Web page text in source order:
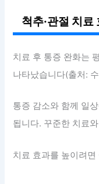
척추·관절 치료
치료 후 통증 완화는
나타났습니다(출처:
통증 감소와 함께 일
됩니다. 꾸준한 치료
치료 효과를 높이려